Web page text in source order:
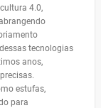
4.0,
tecnologias
anos,
estufas,
para